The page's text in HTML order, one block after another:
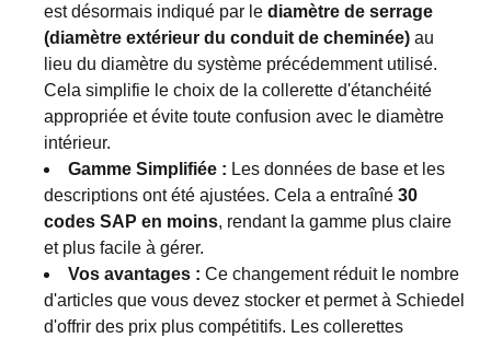
est désormais indiqué par le diamètre de serrage
(diamètre extérieur du conduit de cheminée) au
lieu du diamètre du système précédemment utilisé.
Cela simplifie le choix de la collerette d'étanchéité
appropriée et évite toute confusion avec le diamètre
intérieur.
Gamme Simplifiée : Les données de base et les
descriptions ont été ajustées. Cela a entraîné 30
codes SAP en moins, rendant la gamme plus claire
et plus facile à gérer.
Vos avantages : Ce changement réduit le nombre
d'articles que vous devez stocker et permet à Schiedel
d'offrir des prix plus compétitifs. Les collerettes